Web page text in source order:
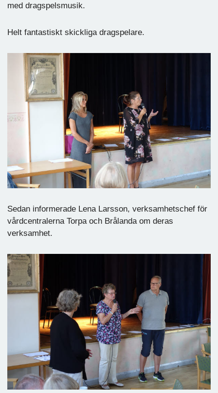
med dragspelsmusik.
Helt fantastiskt skickliga dragspelare.
Sedan informerade Lena Larsson, verksamhetschef för
vårdcentralerna Torpa och Brålanda om deras
verksamhet.